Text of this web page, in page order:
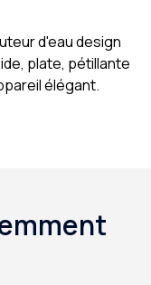
d'eau design
plate, pétillante
élégant.